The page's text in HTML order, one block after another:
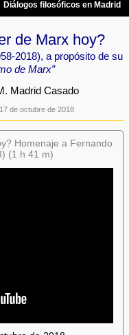
de Marx hoy?
2018), a propósito de su
de Marx”
Madrid Casado
de octubre de 2018
Homenaje a Fernando
(1 h 41 m)